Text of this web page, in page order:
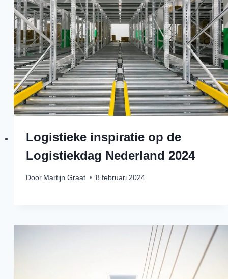
Logistieke inspiratie op de
Logistiekdag Nederland 2024
Door Martijn Graat 8 februari 2024